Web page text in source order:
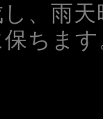
、雨
ちます